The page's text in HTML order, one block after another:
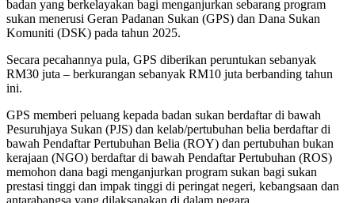
badan yang berkelayakan bagi menganjurkan sebarang program
sukan menerusi Geran Padanan Sukan (GPS) dan Dana Sukan
Komuniti (DSK) pada tahun 2025.
Secara pecahannya pula, GPS diberikan peruntukan sebanyak
RM30 juta – berkurangan sebanyak RM10 juta berbanding tahun
ini.
GPS memberi peluang kepada badan sukan berdaftar di bawah
Pesuruhjaya Sukan (PJS) dan kelab/pertubuhan belia berdaftar di
bawah Pendaftar Pertubuhan Belia (ROY) dan pertubuhan bukan
kerajaan (NGO) berdaftar di bawah Pendaftar Pertubuhan (ROS)
memohon dana bagi menganjurkan program sukan bagi sukan
prestasi tinggi dan impak tinggi di peringat negeri, kebangsaan dan
antarabangsa yang dilaksanakan di dalam negara.